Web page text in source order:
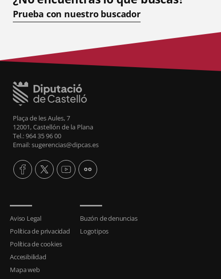
Prueba con nuestro buscador
Plaça de les Aules, 7
12001, Castellón de la Plana
Tel.: 964 35 96 00
Email: sugerencias@dipcas.es
Aviso Legal
Política de privacidad
Política de cookies
Accesibilidad
Mapa web
Buzón de denuncias
Logotipos